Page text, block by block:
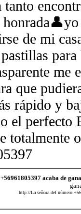
tanto
de mi
me
que
rápido y
el perfecto
totalmente
acaba de
http://La señora del número